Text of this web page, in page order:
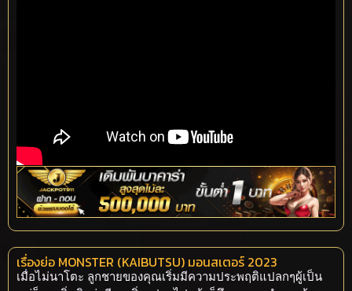
เรื่องย่อ MONSTER (KAIBUTSU) มอนสเตอร์ 2023
เมื่อไม่นาโตะ ลูกชายของคุณเริ่มมีความประพฤติแปลกๆผู้เป็น